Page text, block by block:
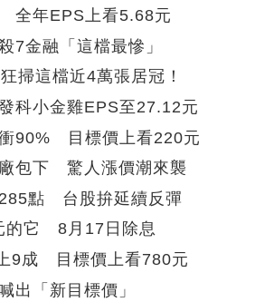
全年EPS上看5.68元
7金融「這檔最慘」
掃這檔近4萬張居冠！
科小金雞EPS至27.12元
90% 目標價上看220元
包下 驚人漲價潮來襲
點 台股拚延續反彈
的它 8月17日除息
9成 目標價上看780元
出「新目標價」